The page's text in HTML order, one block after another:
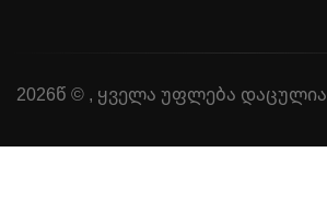
2026წ © , ყველა უფლება დაცულია